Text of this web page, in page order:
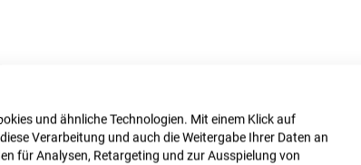
und ähnliche Technologien. Mit einem Klick auf
Verarbeitung und auch die Weitergabe Ihrer Daten an
für Analysen, Retargeting und zur Ausspielung von